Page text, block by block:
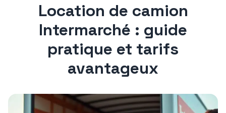
Location de camion
Intermarché : guide
pratique et tarifs
avantageux